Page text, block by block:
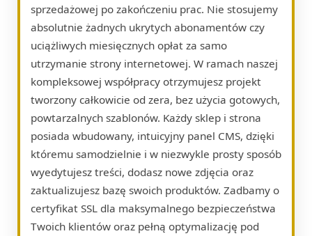
sprzedażowej po zakończeniu prac. Nie stosujemy
absolutnie żadnych ukrytych abonamentów czy
uciążliwych miesięcznych opłat za samo
utrzymanie strony internetowej. W ramach naszej
kompleksowej współpracy otrzymujesz projekt
tworzony całkowicie od zera, bez użycia gotowych,
powtarzalnych szablonów. Każdy sklep i strona
posiada wbudowany, intuicyjny panel CMS, dzięki
któremu samodzielnie i w niezwykle prosty sposób
wyedytujesz treści, dodasz nowe zdjęcia oraz
zaktualizujesz bazę swoich produktów. Zadbamy o
certyfikat SSL dla maksymalnego bezpieczeństwa
Twoich klientów oraz pełną optymalizację pod